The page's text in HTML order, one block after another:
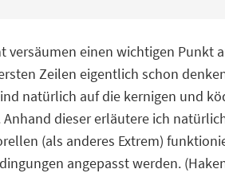
versäumen einen wichtigen Punkt
Zeilen eigentlich schon
natürlich auf die kernigen und
dieser erläutere ich
(als anderes Extrem)
angepasst werden.